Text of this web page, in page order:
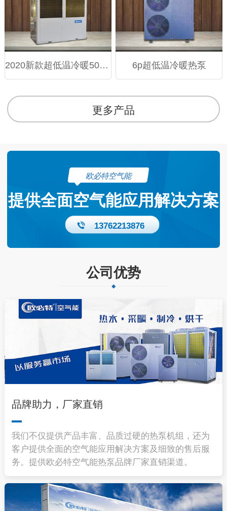
2020新款超低温冷暖50模块机 6p超低温冷暖热泵
更多产品
欧必特空气能
提供全面空气能应用解决方案
13762213876
公司优势
品牌助力，厂家直销
我们不仅提供产品丰富、品质过硬的热泵机组，还为
客户提供全面的空气能应用解决方案及细致的售后服
务。提供欧必特空气能热泵品牌厂家直销渠道。